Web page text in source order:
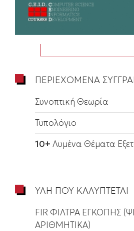
ΠΕΡΙΕΧΟΜΕΝΑ
Συνοπτική Θεωρία
Τυπολόγιο
10+ Λυμένα Θέματα
ΥΛΗ ΠΟΥ ΚΑΛΥΠΤΕΤΑΙ
FIR ΦΙΛΤΡΑ ΕΓΚΟΠΗΣ
ΑΡΙΘΜΗΤΙΚΑ)